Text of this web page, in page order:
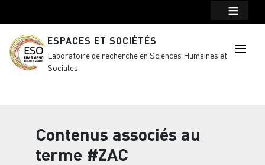
ESPACES ET SOCIÉTÉS
Laboratoire de recherche en Sciences Humaines et
Sociales
Contenus associés au
terme #ZAC